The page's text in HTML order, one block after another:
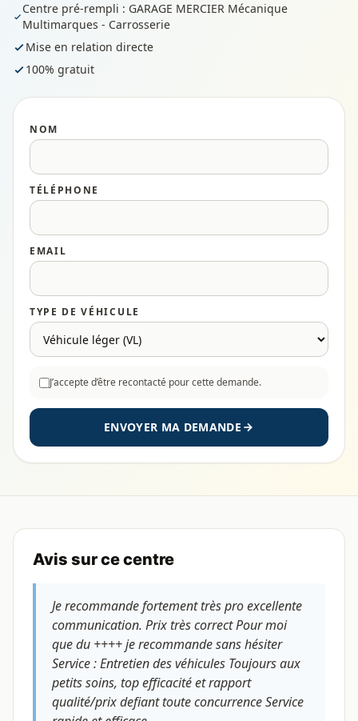
Centre pré-rempli : GARAGE MERCIER Mécanique
Multimarques - Carrosserie
Mise en relation directe
100% gratuit
NOM
TÉLÉPHONE
EMAIL
TYPE DE VÉHICULE
J’accepte d’être recontacté pour cette demande.
ENVOYER MA DEMANDE
Avis sur ce centre
Je recommande fortement très pro excellente
communication. Prix très correct Pour moi
que du ++++ je recommande sans hésiter
Service : Entretien des véhicules Toujours aux
petits soins, top efficacité et rapport
qualité/prix defiant toute concurrence Service